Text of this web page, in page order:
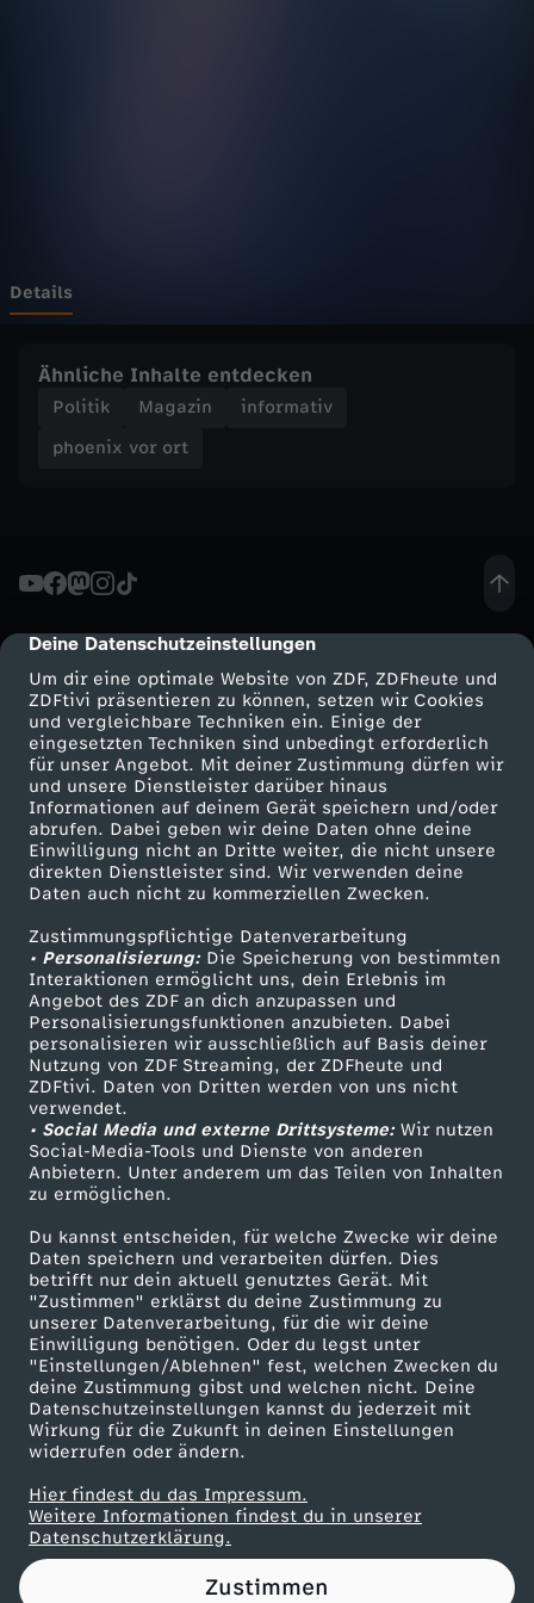
cmp-dialog-description
Deine Datenschutzeinstellungen
Um dir eine optimale Website von ZDF, ZDFheute und
ZDFtivi präsentieren zu können, setzen wir Cookies
und vergleichbare Techniken ein. Einige der
eingesetzten Techniken sind unbedingt erforderlich
für unser Angebot. Mit deiner Zustimmung dürfen wir
und unsere Dienstleister darüber hinaus
Informationen auf deinem Gerät speichern und/oder
abrufen. Dabei geben wir deine Daten ohne deine
Einwilligung nicht an Dritte weiter, die nicht unsere
direkten Dienstleister sind. Wir verwenden deine
Daten auch nicht zu kommerziellen Zwecken.
Zustimmungspflichtige Datenverarbeitung
• Personalisierung:Die Speicherung von bestimmten
Interaktionen ermöglicht uns, dein Erlebnis im
Angebot des ZDF an dich anzupassen und
Personalisierungsfunktionen anzubieten. Dabei
personalisieren wir ausschließlich auf Basis deiner
Nutzung von ZDF Streaming, der ZDFheute und
ZDFtivi. Daten von Dritten werden von uns nicht
verwendet.
• Social Media und externe Drittsysteme:Wir nutzen
Social-Media-Tools und Dienste von anderen
Anbietern. Unter anderem um das Teilen von Inhalten
zu ermöglichen.
Du kannst entscheiden, für welche Zwecke wir deine
Daten speichern und verarbeiten dürfen. Dies
betrifft nur dein aktuell genutztes Gerät. Mit
"Zustimmen" erklärst du deine Zustimmung zu
unserer Datenverarbeitung, für die wir deine
Einwilligung benötigen. Oder du legst unter
"Einstellungen/Ablehnen" fest, welchen Zwecken du
deine Zustimmung gibst und welchen nicht. Deine
Datenschutzeinstellungen kannst du jederzeit mit
Wirkung für die Zukunft in deinen Einstellungen
widerrufen oder ändern.
Hier findest du das Impressum.
Weitere Informationen findest du in unserer
Datenschutzerklärung.
Zustimmen
t
U
o
n
z
u
m
D
e
u
t
s
c
h
l
a
n
d
t
i
Details
Ähnliche Inhalte entdecken
Politik Magazin
informativ
phoenix vor ort
Mehr ZDF
ZDF-Apps
Smart TV
ZDFtext
Livestreams
Sendungen A-Z
TV-Programm
Service
ZDFmitreden
Kontakt zum ZDF
Tickets
Zuschauerservice
Hilfe
ZDF Unternehmen
Karriere
ZDF goes Schule
Werbefernsehen
Mainzelmännchen
Partner